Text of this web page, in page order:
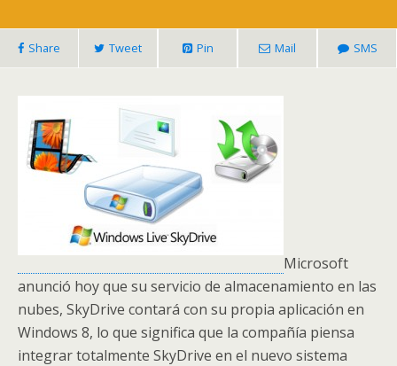
Share Tweet Pin Mail SMS
Microsoft
anunció hoy que su servicio de almacenamiento en las
nubes, SkyDrive contará con su propia aplicación en
Windows 8, lo que significa que la compañía piensa
integrar totalmente SkyDrive en el nuevo sistema